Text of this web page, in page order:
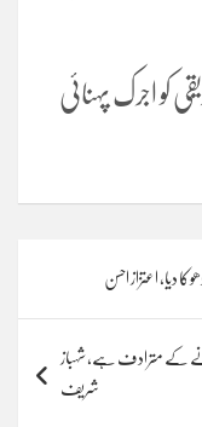
کو اجرک پہنائی
دیا، اعتزاز احسن
کے مترادف ہے، شہباز
شریف